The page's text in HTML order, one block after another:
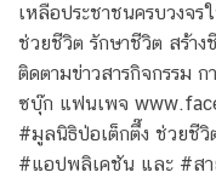
เหลือประชาชนครบวงจ
ช่วยชีวิต รักษาชีวิต สร้าง
ติดตามข่าวสารกิจกรรม
ซบุ๊ก แฟนเพจ
#มูลนิธิป่อเต็กตึ๊ง ช่วยชีวิ
#แอปพลิเคชัน และ #สา